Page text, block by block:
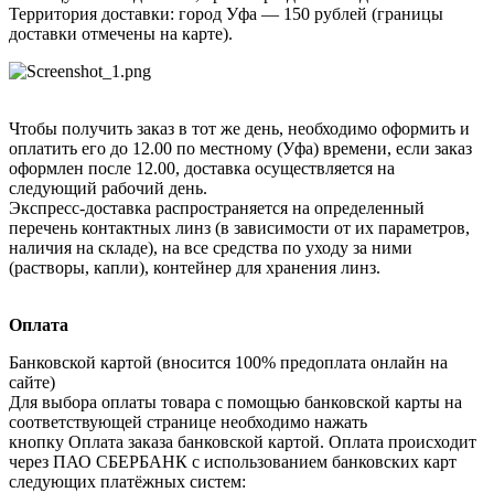
Территория доставки: город Уфа — 150 рублей (границы
доставки отмечены на карте).
Чтобы получить заказ в тот же день, необходимо оформить и
оплатить его до 12.00 по местному (Уфа) времени, если заказ
оформлен после 12.00, доставка осуществляется на
следующий рабочий день.
Экспресс-доставка распространяется на определенный
перечень контактных линз (в зависимости от их параметров,
наличия на складе), на все средства по уходу за ними
(растворы, капли), контейнер для хранения линз.
Оплата
Банковской картой (вносится 100% предоплата онлайн на
сайте)
Для выбора оплаты товара с помощью банковской карты на
соответствующей странице необходимо нажать
кнопку Оплата заказа банковской картой. Оплата происходит
через ПАО СБЕРБАНК с использованием банковских карт
следующих платёжных систем: